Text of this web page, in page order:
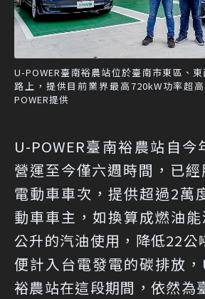
U-POWER臺南裕農站位於臺南市東區、
路上，提供目前業界最高720kW功率超
POWER提供
U-POWER臺南裕農站自
營運至今僅六週時間，已
電動車車次，提供超過2萬
動車車主，如換算成燃油
公升的汽油使用，降低22公
便計入台電發電的碳排放，
裕農站在這段期間，依然為